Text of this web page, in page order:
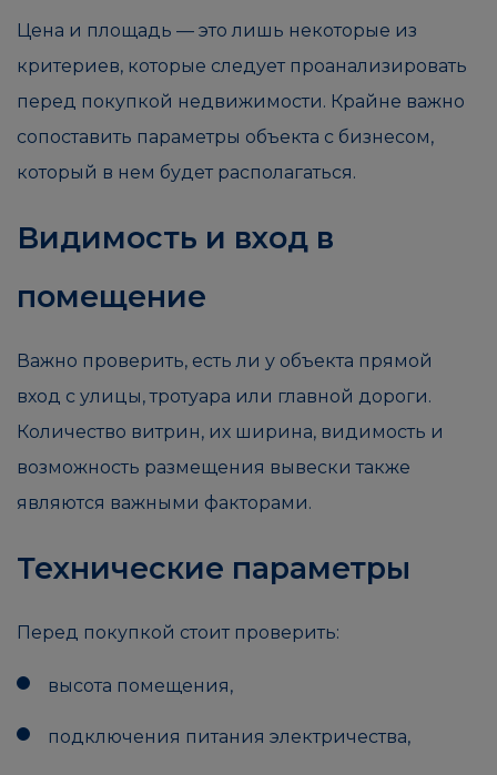
Цена и площадь — это лишь некоторые из
критериев, которые следует проанализировать
перед покупкой недвижимости. Крайне важно
сопоставить параметры объекта с бизнесом,
который в нем будет располагаться.
Видимость и вход в
помещение
Важно проверить, есть ли у объекта прямой
вход с улицы, тротуара или главной дороги.
Количество витрин, их ширина, видимость и
возможность размещения вывески также
являются важными факторами.
Технические параметры
Перед покупкой стоит проверить:
высота помещения,
подключения питания электричества,